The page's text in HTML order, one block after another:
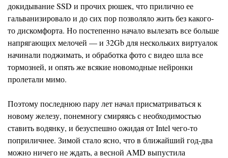
докидывание SSD и прочих рюшек, что прилично ее
гальванизировало и до сих пор позволяло жить без какого-
то дискомфорта. Но постепенно начало вылезать все больше
напрягающих мелочей — и 32Gb для нескольких виртуалок
начинали поджимать, и обработка фото с видео шла все
тормозней, и опять же всякие новомодные нейронки
пролетали мимо.
Поэтому последнюю пару лет начал присматриваться к
новому железу, понемногу смиряясь с необходимостью
ставить водянку, и безуспешно ожидая от Intel чего-то
поприличнее. Зимой стало ясно, что в ближайший год-два
можно ничего не ждать, а весной AMD выпустила